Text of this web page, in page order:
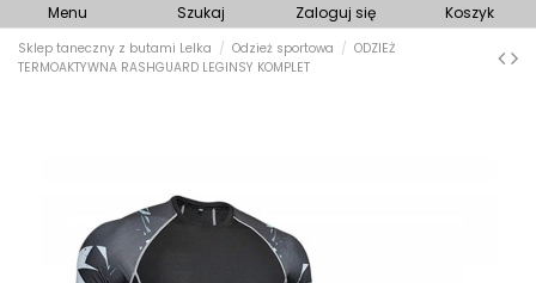
Menu Szukaj Zaloguj się Koszyk
Sklep taneczny z butami Lelka Odzież sportowa
ODZIEŻ
TERMOAKTYWNA RASHGUARD LEGINSY KOMPLET